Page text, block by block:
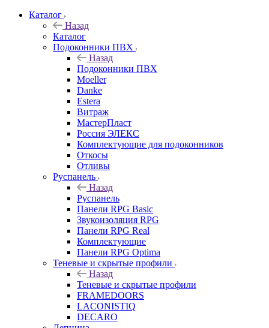
Каталог
Назад
Каталог
Подоконники ПВХ
Назад
Подоконники ПВХ
Moeller
Danke
Estera
Витраж
МастерПласт
Россия ЭЛЕКС
Комплектующие для подоконников
Откосы
Отливы
Руспанель
Назад
Руспанель
Панели RPG Basic
Звукоизоляция RPG
Панели RPG Real
Комплектующие
Панели RPG Optima
Теневые и скрытые профили
Назад
Теневые и скрытые профили
FRAMEDOORS
LACONISTIQ
DECARO